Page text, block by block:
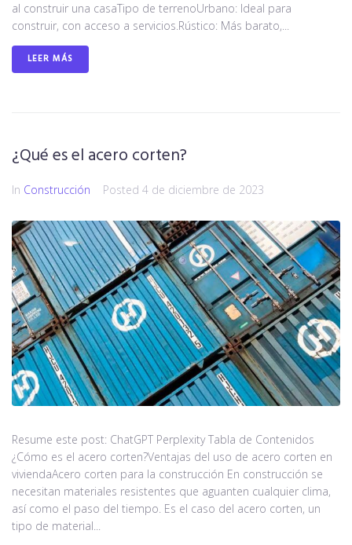
al construir una casaTipo de terrenoUrbano: Ideal para
construir, con acceso a servicios.Rústico: Más barato,...
LEER MÁS
¿Qué es el acero corten?
In Construcción Posted 4 de diciembre de 2023
Resume este post: ChatGPT Perplexity Tabla de Contenidos
¿Cómo es el acero corten?Ventajas del uso de acero corten en
viviendaAcero corten para la construcción En construcción se
necesitan materiales resistentes que aguanten cualquier clima,
así como el paso del tiempo. Es el caso del acero corten, un
tipo de material...